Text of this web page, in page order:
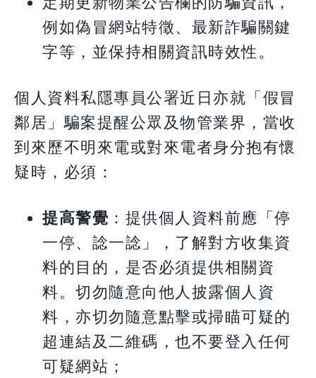
例如偽冒網站特徵、最新詐騙關鍵
字等，並保持相關資訊時效性。
個人資料私隱專員公署近日亦就「假冒
鄰居」騙案提醒公眾及物管業界，當收
到來歷不明來電或對來電者身分抱有懷
疑時，必須：
提高警覺 ：提供個人資料前應「停
一停、諗一諗」，了解對方收集資
料的目的，是否必須提供相關資
料。切勿隨意向他人披露個人資
料，亦切勿隨意點擊或掃瞄可疑的
超連結及二維碼，也不要登入任何
可疑網站；